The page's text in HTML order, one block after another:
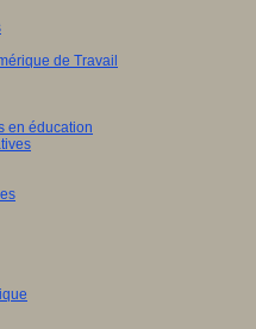
de Travail
en éducation